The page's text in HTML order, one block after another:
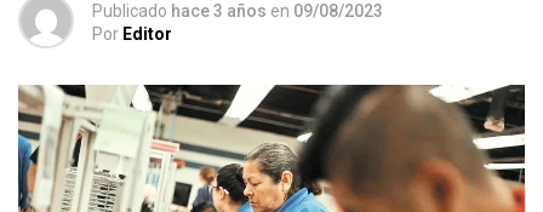
Publicado hace 3 años en 09/08/2023
Por Editor